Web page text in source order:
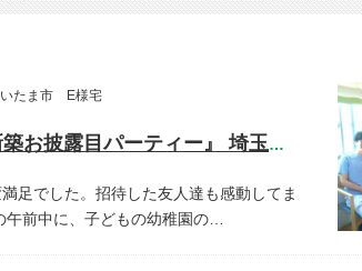
たま市 E様宅
開催しました! 『新築お披露目パーティー』 埼玉県さいたま市 E様宅
足でした。招待した友人達も感動してま
午前中に、子どもの幼稚園の…